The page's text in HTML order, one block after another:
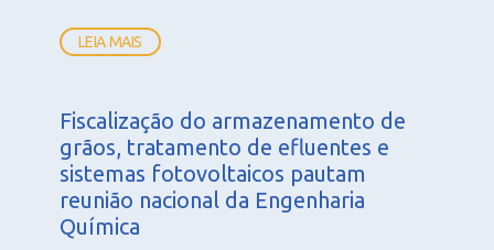
LEIA MAIS
Fiscalização do armazenamento de
grãos, tratamento de efluentes e
sistemas fotovoltaicos pautam
reunião nacional da Engenharia
Química